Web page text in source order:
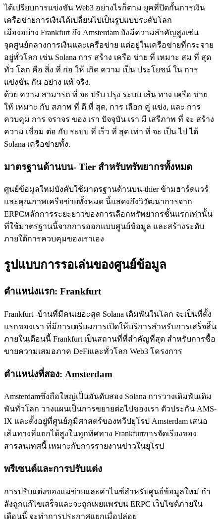
ได้เปรียบการแข่งขัน Web3 อย่างไรก็ตาม ยุคที่ปิดกั้นการเงิน
เครือข่ายการเงินได้เปลี่ยนไปเป็นรูปแบบระดับโลก
เมืองอย่าง Frankfurt ถึง Amsterdam ยังมีความสําคัญสูงเช่น
จุดศูนย์กลางการเงินและเครือข่าย แต่อยู่ในเครือข่ายที่กระจาย
อยู่ทั่วโลก เช่น Solana การ สร้าง เครือ ข่าย ที่ เหมาะ สม ที่ สุด
ทั่ว โลก คือ สิ่ง ที่ ก่อ ให้ เกิด ความ เป็น ประโยชน์ ใน การ
แข่งขัน กัน อย่าง แท้ จริง.
ด้วย ความ สามารถ ที่ จะ ปรับ ปรุง ระบบ เส้น ทาง เครือ ข่าย
ให้ เหมาะ กับ สภาพ ที่ ดี ที่ สุด, การ เลือก คู่ แข่ง, และ การ
ควบคุม การ จราจร ของ เรา ปัจจุบัน เรา มี เสรีภาพ ที่ จะ สร้าง
ความ เชื่อม ต่อ กับ ระบบ ที่ เร็ว ที่ สุด เท่า ที่ จะ เป็น ไป ได้
Solana เครือข่ายทั้ง.
มาตรฐานด้านบน- Tier สําหรับทรัพยากรทั้งหมด
ศูนย์ข้อมูลใหม่บังคับใช้มาตรฐานด้านบน-thier ข้ามฮาร์ดแวร์
และคุณภาพเครือข่ายทั้งหมด นี้แสดงถึงวิวัฒนาการจาก
ERPCหลักการระยะยาวของการเลือกทรัพยากรชั้นแรกเท่านั้น
ที่ใช้มาตรฐานนี้จากการออกแบบศูนย์ข้อมูล และสร้างระดับ
ภายใต้การควบคุมของเราเอง
รูปแบบการรอเล่นของศูนย์ข้อมูล
ตําแหน่งแรก: Frankfurt
Frankfurt -บ้านที่มีคนเยอะสุด Solana เดิมพันในโลก จะเป็นที่ตั้ง
แรกของเรา ที่มีการเตรียมการเปิดให้บริการสําหรับการเสร็จสิ้น
ภายในเดือนนี้ Frankfurt เป็นสถานที่ที่สําคัญที่สุด สําหรับการซื้อ
ขายความเสมอภาค DeFiและทั่วโลก Web3 โครงการ
ตําแหน่งที่สอง: Amsterdam
Amsterdamซึ่งถือใหญ่เป็นอันดับสอง Solana การวางเดิมพันเดิม
พันทั่วโลก วางแผนเป็นการขยายต่อไปของเรา ตัวประกัน AMS-
IX และตั้งอยู่ที่ศูนย์ภูมิศาสตร์ของทวีปยุโรป Amsterdam เสนอ
เส้นทางที่แยกได้สูงในทุกทิศทาง Frankfurtการจัดเรียงของ
สารสนเทศนี้ เหมาะกับการรายงานข่าวในยุโรป
พรีเซนต์และการปรับแต่ง
การปรับแต่งของแม่ข่ายและค่าไนซ์สําหรับศูนย์ข้อมูลใหม่ กํา
ลังถูกแก้ไขเสร็จและจะถูกเผยแพร่บน ERPC เว็บไซต์ภายใน
เดือนนี้ จะทําการประกาศแยกเมื่อปล่อย